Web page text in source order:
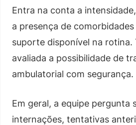
Entra na conta a
a presença de
suporte disponível na rotina.
avaliada a possibilidade de
ambulatorial com segurança.
Em geral, a equipe pergunta
internações, tentativas